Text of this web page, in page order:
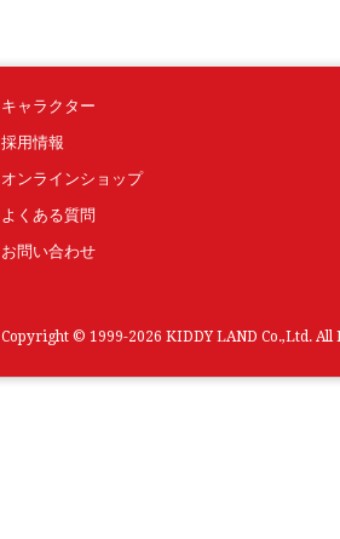
キャラクター
採用情報
オンラインショップ
よくある質問
お問い合わせ
Copyright © 1999-2026 KIDDY LAND Co.,Ltd. All